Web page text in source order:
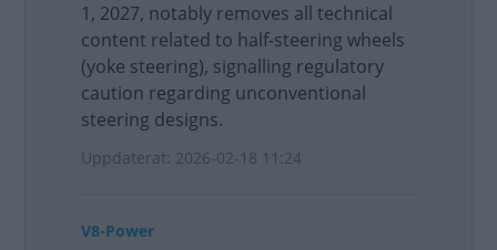
1, 2027, notably removes all technical
content related to half-steering wheels
(yoke steering), signalling regulatory
caution regarding unconventional
steering designs.
Uppdaterat: 2026-02-18 11:24
V8-Power